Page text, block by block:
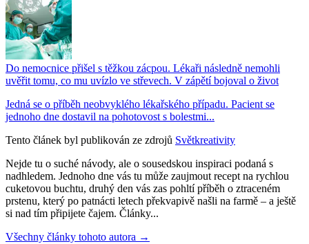
Do nemocnice přišel s těžkou zácpou. Lékaři následně nemohli
uvěřit tomu, co mu uvízlo ve střevech. V zápětí bojoval o život
Jedná se o příběh neobvyklého lékařského případu. Pacient se
jednoho dne dostavil na pohotovost s bolestmi...
Tento článek byl publikován ze zdrojů Světkreativity
Nejde tu o suché návody, ale o sousedskou inspiraci podaná s
nadhledem. Jednoho dne vás tu může zaujmout recept na rychlou
cuketovou buchtu, druhý den vás zas pohltí příběh o ztraceném
prstenu, který po patnácti letech překvapivě našli na farmě – a ještě
si nad tím připijete čajem. Články...
Všechny články tohoto autora →